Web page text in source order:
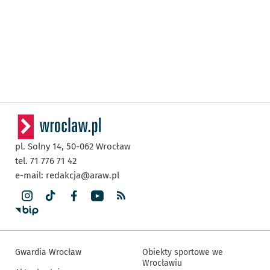
pl. Solny 14, 50-062 Wrocław
tel. 71 776 71 42
e-mail: redakcja@araw.pl
Gwardia Wrocław
Obiekty sportowe we
Wrocławiu